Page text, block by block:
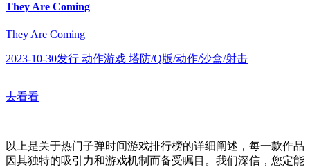
They Are Coming
They Are Coming
2023-10-30发行 动作游戏 塔防/Q版/动作/沙盒/射击
去看看
以上是关于热门子弹时间游戏排行榜的详细阐述，每一款作品
因其独特的吸引力和游戏机制而备受瞩目。我们深信，您定能